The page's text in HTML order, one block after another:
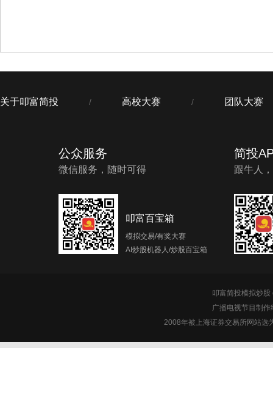
关于叩富简投 / 高校大赛 / 团队大赛
公众服务
微信服务，随时可得
叩富百宝箱
模拟交易/有奖大赛
AI炒股机器人/炒股百宝箱
简投
跟牛人
叩富简投模拟炒
广播电视节目制
2008年被上海证券交易所网站选